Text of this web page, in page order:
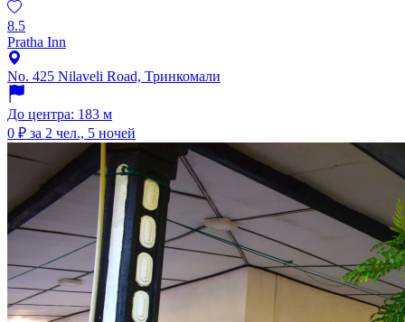
8.5
Pratha Inn
No. 425 Nilaveli Road, Тринкомали
До центра: 183 м
0 ₽ за 2 чел., 5 ночей